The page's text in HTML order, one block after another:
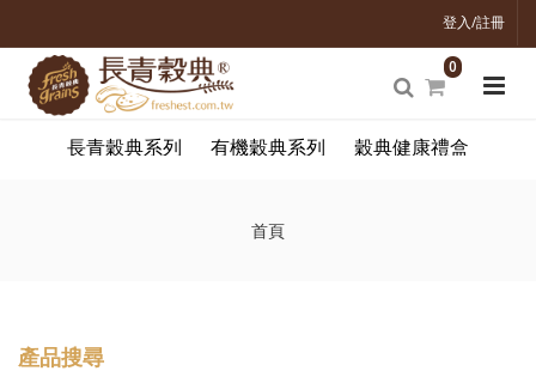
登入/註冊
0
長青穀典系列 有機穀典系列 穀典健康禮盒
首頁
產品搜尋